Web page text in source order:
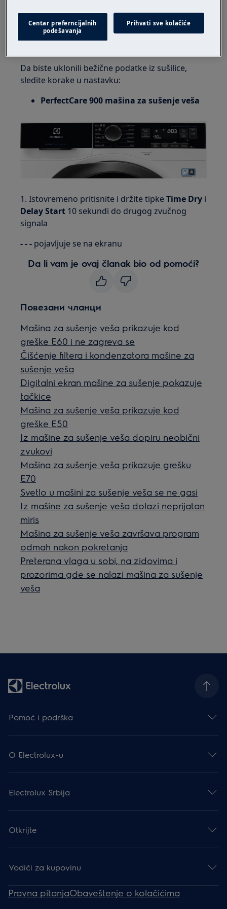
Electrolux mašine za sušenje veša s WiFi
vezom
Da biste uklonili bežične podatke iz sušilice,
sledite korake u nastavku:
PerfectCare 900 mašina za sušenje veša
1. Istovremeno pritisnite i držite tipkeTime Dry i
Delay Start 10 sekundi do drugog zvučnog
signala
- - - pojavljuje se na ekranu
Da li vam je ovaj članak bio od pomoći?
Повезани чланци
Mašina za sušenje veša prikazuje kod
greške E60 i ne zagreva se
Čišćenje filtera i kondenzatora mašine za
sušenje veša
Digitalni ekran mašine za sušenje pokazuje
tačkice
Mašina za sušenje veša prikazuje kod
greške E50
Iz mašine za sušenje veša dopiru neobični
zvukovi
Mašina za sušenje veša prikazuje grešku
E70
Svetlo u mašini za sušenje veša se ne gasi
Iz mašine za sušenje veša dolazi neprijatan
miris
Mašina za sušenje veša završava program
odmah nakon pokretanja
Preterana vlaga u sobi, na zidovima i
prozorima gde se nalazi mašina za sušenje
veša
Pomoć i podrška
O Electrolux-u
Electrolux Srbija
Otkrijte
Vodiči za kupovinu
Pravna pitanjaObaveštenje o kolačićima
Centar preferncijalnih
podešavanja
Prihvati sve kolačiće